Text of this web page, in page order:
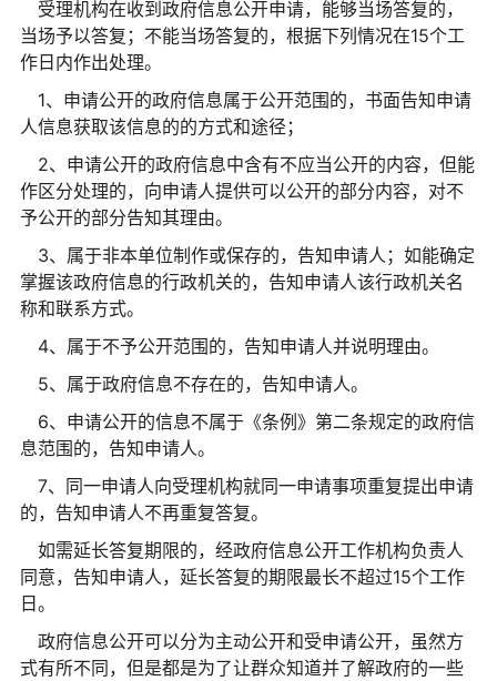
受理机构在收到政府信息公开申请，能够当场答复的，
当场予以答复；不能当场答复的，根据下列情况在15个工
作日内作出处理。
1、申请公开的政府信息属于公开范围的，书面告知申请
人信息获取该信息的的方式和途径；
2、申请公开的政府信息中含有不应当公开的内容，但能
作区分处理的，向申请人提供可以公开的部分内容，对不
予公开的部分告知其理由。
3、属于非本单位制作或保存的，告知申请人；如能确定
掌握该政府信息的行政机关的，告知申请人该行政机关名
称和联系方式。
4、属于不予公开范围的，告知申请人并说明理由。
5、属于政府信息不存在的，告知申请人。
6、申请公开的信息不属于《条例》第二条规定的政府信
息范围的，告知申请人。
7、同一申请人向受理机构就同一申请事项重复提出申请
的，告知申请人不再重复答复。
如需延长答复期限的，经政府信息公开工作机构负责人
同意，告知申请人，延长答复的期限最长不超过15个工作
日。
政府信息公开可以分为主动公开和受申请公开，虽然方
式有所不同，但是都是为了让群众知道并了解政府的一些